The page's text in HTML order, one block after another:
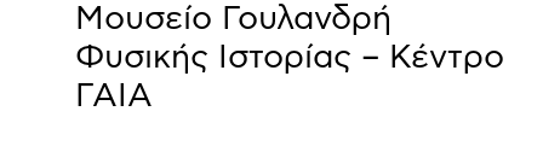
Μουσείο Γουλανδρή
Φυσικής Ιστορίας – Κέντρο
ΓΑΙΑ